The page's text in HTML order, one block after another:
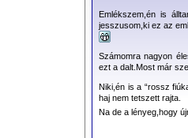
Emlékszem,én is
jesszusom,ki ez az
Számomra nagyon
ezt a dalt.Most már
Niki,én is a “rossz
haj nem tetszett rajta.
Na de a lényeg,hogy